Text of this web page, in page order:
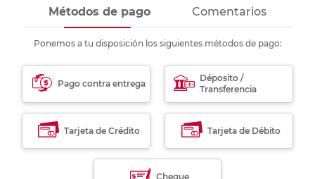
Métodos de pago Comentarios
Ponemos a tu disposición los siguientes métodos de pago:
Pago contra entrega
Déposito /
Transferencia
Tarjeta de Crédito Tarjeta de Débito
Cheque